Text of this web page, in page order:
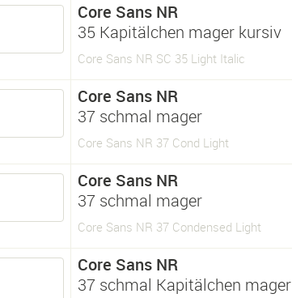
Core Sans NR
35 Kapitälchen mager kursiv
Core Sans NR SC 35 Light Italic
Core Sans NR
37 schmal mager
Core Sans NR 37 Cond Light
Core Sans NR
37 schmal mager
Core Sans NR 37 Condensed Light
Core Sans NR
37 schmal Kapitälchen mager